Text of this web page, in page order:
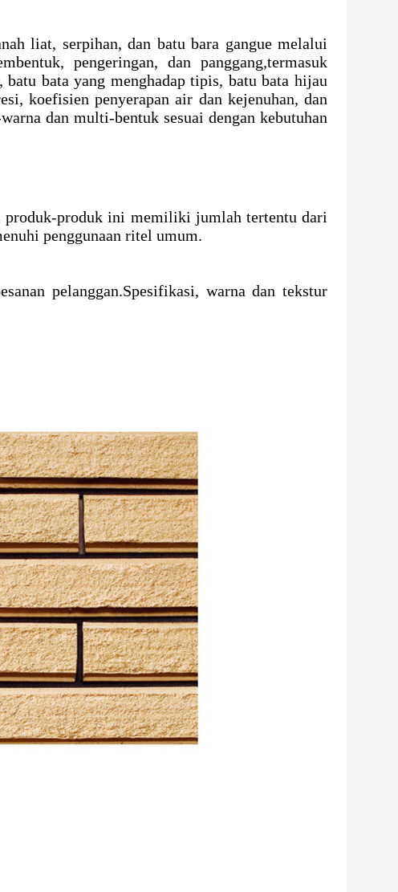
liat, serpihan, dan batu bara gangue melalui
pengeringan, dan panggang,termasuk
bata yang menghadap tipis, batu bata hijau
koefisien penyerapan air dan kejenuhan, dan
dan multi-bentuk sesuai dengan kebutuhan
produk-produk ini memiliki jumlah tertentu dari
penggunaan ritel umum.
pelanggan.Spesifikasi, warna dan tekstur